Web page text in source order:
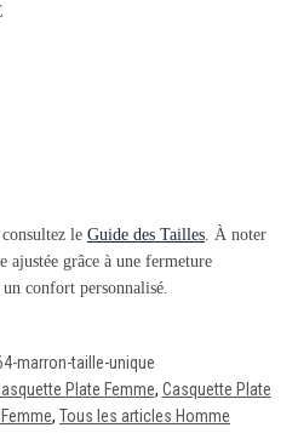
le Guide des Tailles . À noter
ajustée grâce à une fermeture
confort personnalisé.
marron-taille-unique
Plate Femme, Casquette Plate
, Tous les articles Homme